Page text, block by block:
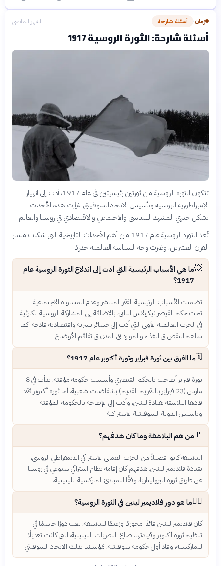
زمان› أسئلة شارحة الشهر الماضي
أسئلة شارحة: الثورة الروسية 1917
تتكون الثورة الروسية من ثورتين رئيسيتين في عام 1917، أدت إلى انهيار
الإمبراطورية الروسية وتأسيس الاتحاد السوفيتي. غيَّرت هذه الأحداث
بشكل جذري المشهد السياسي والاجتماعي والاقتصادي في روسيا والعالم.
تُعد الثورة الروسية عام 1917 من أهم الأحداث التاريخية التي شكلت مسار
القرن العشرين، وغيرت وجه السياسة العالمية جذريًا.
💥ما هي الأسباب الرئيسية التي أدت إلى اندلاع الثورة الروسية عام
1917؟
تضمنت الأسباب الرئيسية الفقر المنتشر وعدم المساواة الاجتماعية
تحت حكم القيصر نيكولاس الثاني، بالإضافة إلى المشاركة الروسية الكارثية
في الحرب العالمية الأولى التي أدت إلى خسائر بشرية واقتصادية فادحة. كما
ساهم النقص في الغذاء والموارد في المدن في تفاقم الأوضاع.
🗓️ما الفرق بين ثورة فبراير وثورة أكتوبر عام 1917؟
ثورة فبراير أطاحت بالحكم القيصري وأسست حكومة مؤقتة، بدأت في 8
مارس (23 فبراير بالتقويم القديم) بانتفاضات شعبية. أما ثورة أكتوبر فقد
قادها البلاشفة بقيادة لينين، وأدت إلى الإطاحة بالحكومة المؤقتة
وتأسيس الدولة السوفيتية الاشتراكية.
🚩 من هم البلاشفة وما كان هدفهم؟
البلاشفة كانوا فصيلاً من الحزب العمالي الاشتراكي الديمقراطي الروسي،
بقيادة فلاديمير لينين. هدفهم كان إقامة نظام اشتراكي شيوعي في روسيا
عن طريق ثورة البروليتاريا، وفقًا للمبادئ الماركسية اللينينية.
👨‍⚖️ما هو دور فلاديمير لينين في الثورة الروسية؟
كان فلاديمير لينين قائدًا محوريًا وزعيمًا للبلاشفة، لعب دورًا حاسمًا في
تنظيم ثورة أكتوبر وقيادتها. صاغ النظريات اللينينية، التي كانت تعديلًا
للماركسية، وقاد أول حكومة سوفيتية، مُؤسسًا بذلك الاتحاد السوفيتي.